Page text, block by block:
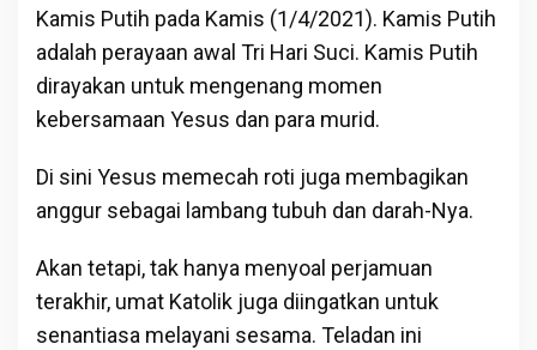
Kamis Putih pada Kamis (1/4/2021). Kamis Putih
adalah perayaan awal Tri Hari Suci. Kamis Putih
dirayakan untuk mengenang momen
kebersamaan Yesus dan para murid.
Di sini Yesus memecah roti juga membagikan
anggur sebagai lambang tubuh dan darah-Nya.
Akan tetapi, tak hanya menyoal perjamuan
terakhir, umat Katolik juga diingatkan untuk
senantiasa melayani sesama. Teladan ini